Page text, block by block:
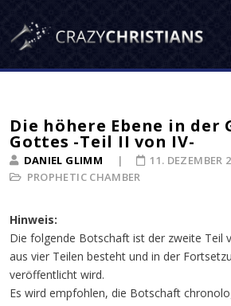
Die höhere Ebene in der
Gottes -Teil II von IV-
DANIEL GLIMM
PROPHETIC CHAMBER
11. DEZEMBER
Hinweis:
Die folgende Botschaft ist der zweite Teil
aus vier Teilen besteht und in der
veröffentlicht wird.
Es wird empfohlen, die Botschaft